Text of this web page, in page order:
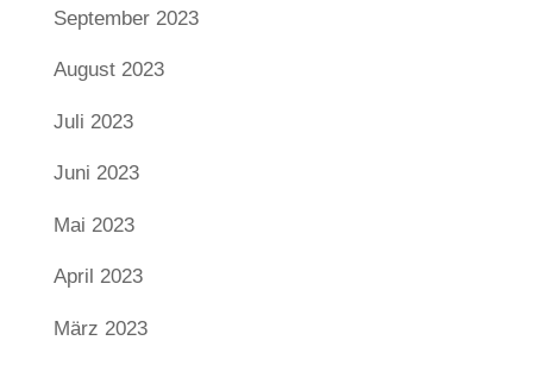
September 2023
August 2023
Juli 2023
Juni 2023
Mai 2023
April 2023
März 2023